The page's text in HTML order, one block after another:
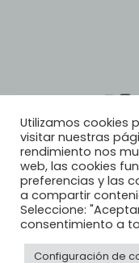
©
Utilizamos cookies
visitar nuestras
rendimiento nos
web, las cookies
preferencias y las
a compartir
Seleccione:
consentimiento a
Configuración de